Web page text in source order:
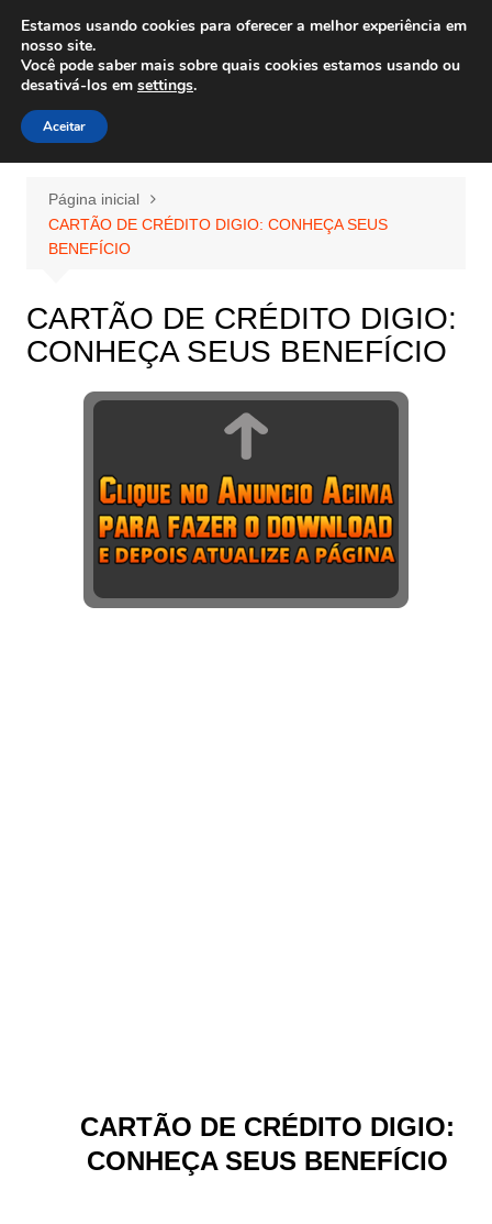
para
conteúdo
Wiley Wales
corais algas e vida marinha
Página inicial
CARTÃO DE CRÉDITO DIGIO: CONHEÇA SEUS
BENEFÍCIO
CARTÃO DE CRÉDITO DIGIO:
CONHEÇA SEUS BENEFÍCIO
CARTÃO DE CRÉDITO DIGIO:
CONHEÇA SEUS BENEFÍCIO
Estamos usando cookies para oferecer a melhor experiência em
nosso site.
Você pode saber mais sobre quais cookies estamos usando ou
desativá-los em settings.
Aceitar